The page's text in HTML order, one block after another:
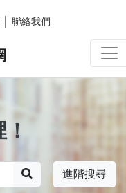
聯絡我們
進階搜尋